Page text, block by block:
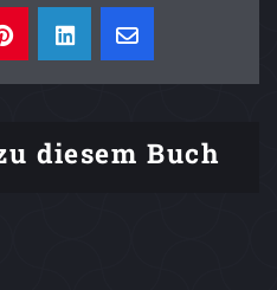
diesem Buch